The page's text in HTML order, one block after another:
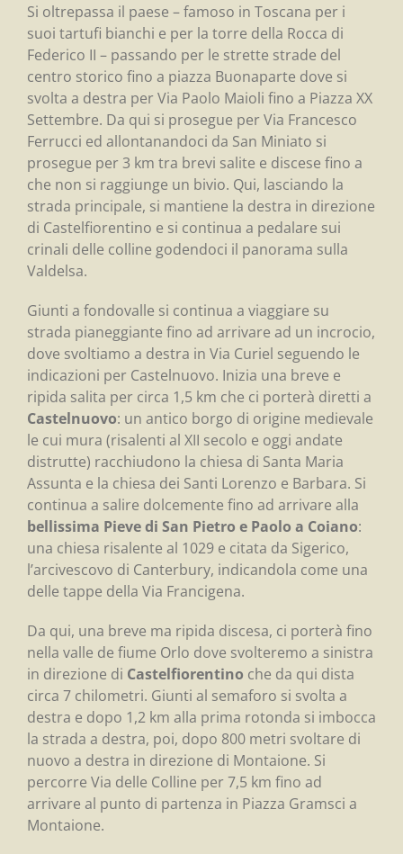
Si oltrepassa il paese – famoso in Toscana per i
suoi tartufi bianchi e per la torre della Rocca di
Federico II – passando per le strette strade del
centro storico fino a piazza Buonaparte dove si
svolta a destra per Via Paolo Maioli fino a Piazza XX
Settembre. Da qui si prosegue per Via Francesco
Ferrucci ed allontanandoci da San Miniato si
prosegue per 3 km tra brevi salite e discese fino a
che non si raggiunge un bivio. Qui, lasciando la
strada principale, si mantiene la destra in direzione
di Castelfiorentino e si continua a pedalare sui
crinali delle colline godendoci il panorama sulla
Valdelsa.
Giunti a fondovalle si continua a viaggiare su
strada pianeggiante fino ad arrivare ad un incrocio,
dove svoltiamo a destra in Via Curiel seguendo le
indicazioni per Castelnuovo. Inizia una breve e
ripida salita per circa 1,5 km che ci porterà diretti a
Castelnuovo: un antico borgo di origine medievale
le cui mura (risalenti al XII secolo e oggi andate
distrutte) racchiudono la chiesa di Santa Maria
Assunta e la chiesa dei Santi Lorenzo e Barbara. Si
continua a salire dolcemente fino ad arrivare alla
bellissima Pieve di San Pietro e Paolo a Coiano:
una chiesa risalente al 1029 e citata da Sigerico,
l’arcivescovo di Canterbury, indicandola come una
delle tappe della Via Francigena.
Da qui, una breve ma ripida discesa, ci porterà fino
nella valle de fiume Orlo dove svolteremo a sinistra
in direzione di Castelfiorentino che da qui dista
circa 7 chilometri. Giunti al semaforo si svolta a
destra e dopo 1,2 km alla prima rotonda si imbocca
la strada a destra, poi, dopo 800 metri svoltare di
nuovo a destra in direzione di Montaione. Si
percorre Via delle Colline per 7,5 km fino ad
arrivare al punto di partenza in Piazza Gramsci a
Montaione.